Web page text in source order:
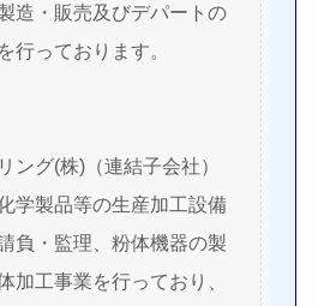
造・販売及びデパートの
行っております。
ング(株)（連結子会社）
学製品等の生産加工設備
負・監理、粉体機器の製
加工事業を行っており、